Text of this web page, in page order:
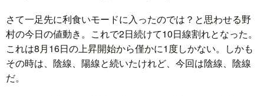
さて一足先に利食いモードに入ったのでは？と思わせる野
村の今日の値動き。これで2日続けて10日線割れとなった。
これは8月16日の上昇開始から僅かに1度しかない。しかも
その時は、陰線、陽線と続いたけれど、今回は陰線、陰線
だ。